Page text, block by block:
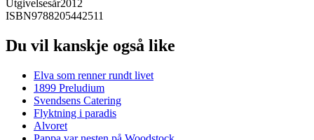
Utgivelsesår2012
ISBN9788205442511
Du vil kanskje også like
Elva som renner rundt livet
1899 Preludium
Svendsens Catering
Flyktning i paradis
Alvoret